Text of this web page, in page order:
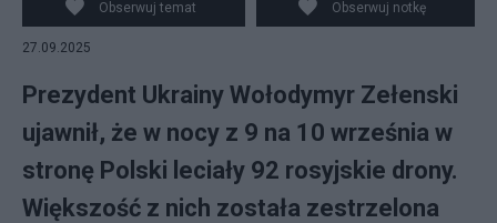
Obserwuj temat Obserwuj notkę
27.09.2025
Prezydent Ukrainy Wołodymyr Zełenski
ujawnił, że w nocy z 9 na 10 września w
stronę Polski leciały 92 rosyjskie drony.
Większość z nich została zestrzelona